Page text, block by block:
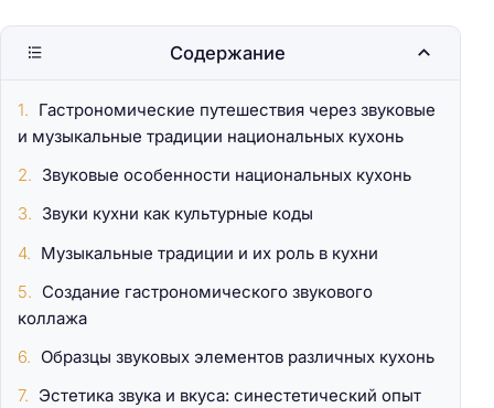
Содержание
Гастрономические путешествия через звуковые
и музыкальные традиции национальных кухонь
Звуковые особенности национальных кухонь
Звуки кухни как культурные коды
Музыкальные традиции и их роль в кухни
Создание гастрономического звукового
коллажа
Образцы звуковых элементов различных кухонь
Эстетика звука и вкуса: синестетический опыт